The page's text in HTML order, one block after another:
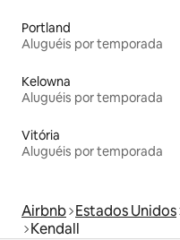
Portland
Aluguéis por temporada
Kelowna
Aluguéis por temporada
Vitória
Aluguéis por temporada
Airbnb Estados Unidos
Kendall